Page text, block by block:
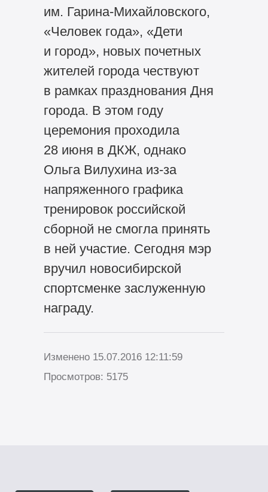
им. Гарина-Михайловского,
«Человек года», «Дети
и город», новых почетных
жителей города чествуют
в рамках празднования Дня
города. В этом году
церемония проходила
28 июня в ДКЖ, однако
Ольга Вилухина из-за
напряженного графика
тренировок российской
сборной не смогла принять
в ней участие. Сегодня мэр
вручил новосибирской
спортсменке заслуженную
награду.
Изменено 15.07.2016 12:11:59
Просмотров: 5175